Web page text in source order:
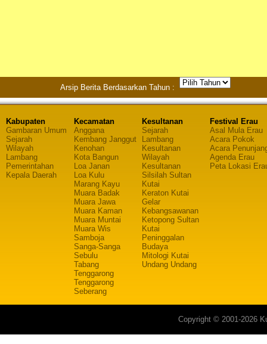
Arsip Berita Berdasarkan Tahun :
Kabupaten
Gambaran Umum
Sejarah
Wilayah
Lambang
Pemerintahan
Kepala Daerah
Kecamatan
Anggana
Kembang Janggut
Kenohan
Kota Bangun
Loa Janan
Loa Kulu
Marang Kayu
Muara Badak
Muara Jawa
Muara Kaman
Muara Muntai
Muara Wis
Samboja
Sanga-Sanga
Sebulu
Tabang
Tenggarong
Tenggarong
Seberang
Kesultanan
Sejarah
Lambang
Kesultanan
Wilayah
Kesultanan
Silsilah Sultan
Kutai
Keraton Kutai
Gelar
Kebangsawanan
Ketopong Sultan
Kutai
Peninggalan
Budaya
Mitologi Kutai
Undang Undang
Festival Erau
Asal Mula Erau
Acara Pokok
Acara
Agenda Erau
Peta Lokasi
Copyright © 2001-2026